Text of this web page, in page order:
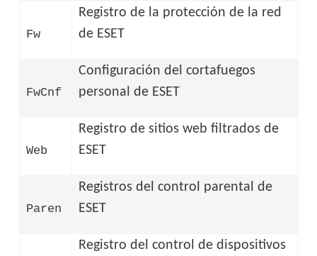
Fw
Registro de la protección de la red
de ESET
FwCnf
Configuración del cortafuegos
personal de ESET
Web
Registro de sitios web filtrados de
ESET
Paren
Registros del control parental de
ESET
Registro del control de dispositivos